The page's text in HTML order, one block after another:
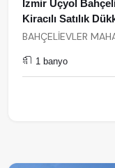
İzmir Üçyol
Kiracılı Satılık
BAHÇELİEVLER
1 banyo